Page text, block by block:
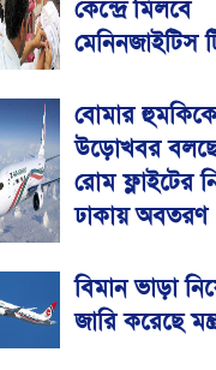
কেন্দ্রে মিলবে
মেনিনজাইটিস
বোমার হুমকিকে
উড়োখবর
রোম ফ্লাইটের
ঢাকায় অবতরণ
বিমান ভাড়া
জারি করেছে